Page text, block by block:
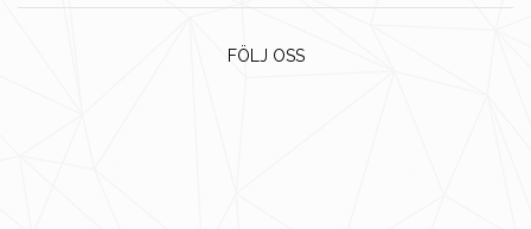
FÖLJ OSS